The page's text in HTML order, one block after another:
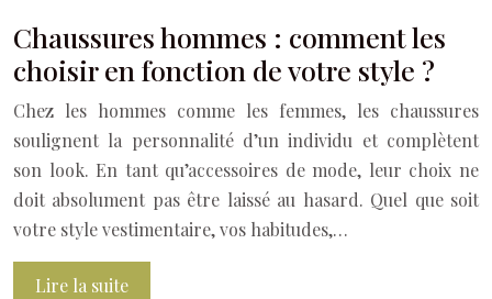
Chaussures hommes : comment les
choisir en fonction de votre style ?
Chez les hommes comme les femmes, les chaussures
soulignent la personnalité d’un individu et complètent
son look. En tant qu’accessoires de mode, leur choix ne
doit absolument pas être laissé au hasard. Quel que soit
votre style vestimentaire, vos habitudes,…
Lire la suite